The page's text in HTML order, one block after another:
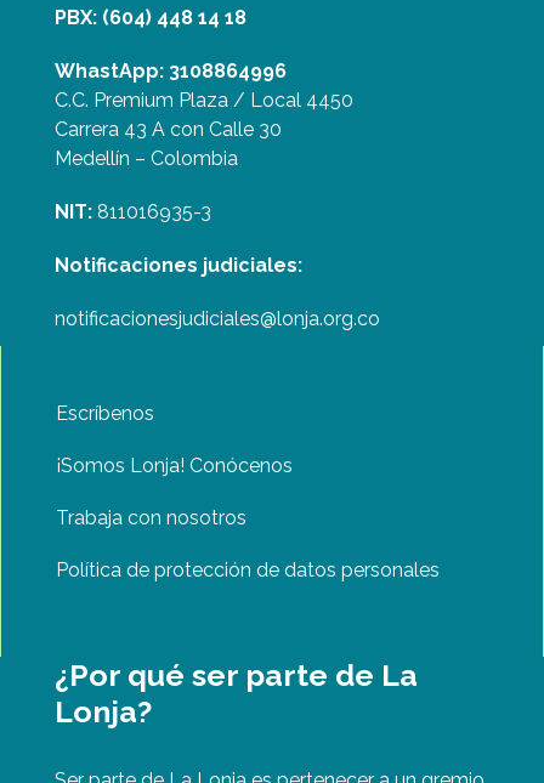
PBX: (604) 448 14 18
WhastApp: 3108864996
C.C. Premium Plaza / Local 4450
Carrera 43 A con Calle 30
Medellín – Colombia
NIT:811016935-3
Notificaciones judiciales:
notificacionesjudiciales@lonja.org.co
Escríbenos
¡Somos Lonja! Conócenos
Trabaja con nosotros
Política de protección de datos personales
¿Por qué ser parte de La
Lonja?